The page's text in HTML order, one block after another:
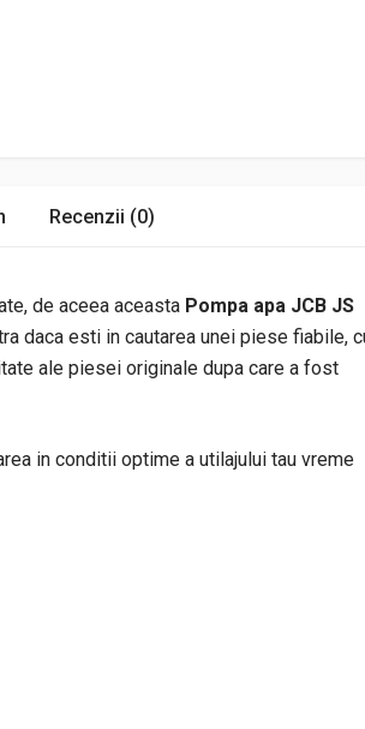
Recenzii (0)
de aceea aceasta Pompa apa JCB JS
daca esti in cautarea unei piese fiabile,
ale piesei originale dupa care a fost
in conditii optime a utilajului tau vreme